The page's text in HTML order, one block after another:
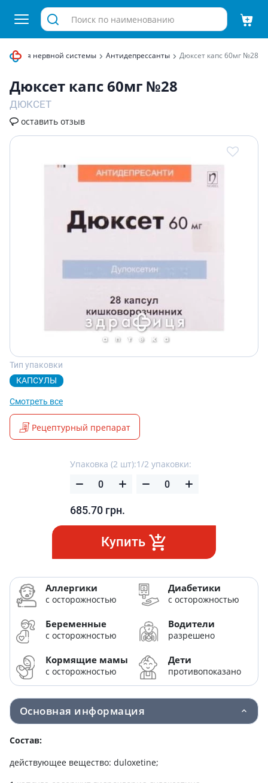
для нервной системы Антидепрессанты Дюксет капс 60мг №28
Дюксет капс 60мг №28
ДЮКСЕТ
оставить отзыв
Тип упаковки
КАПСУЛЫ
Смотреть все
Рецептурный препарат
Упаковка (2 шт):
685.70 грн.
1/2 упаковки:
Купить
Аллергики
с осторожностью
Диабетики
с осторожностью
Беременные
с осторожностью
Водители
разрешено
Кормящие мамы
с осторожностью
Дети
противопоказано
Основная информация
Состав:
действующее вещество: duloxetine;